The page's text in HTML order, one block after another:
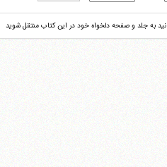
به جلد و صفحه دلخواه خود در این کتاب منتقل شوید